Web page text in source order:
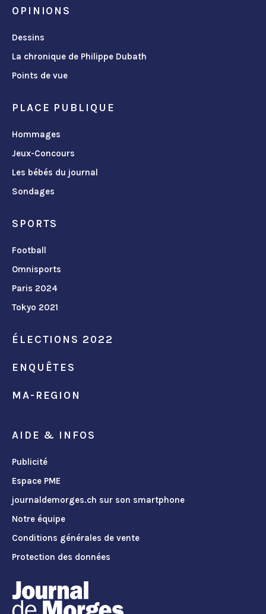
OPINIONS
Dessins
La chronique de Philippe Dubath
Points de vue
PLACE PUBLIQUE
Hommages
Jeux-Concours
Les bébés du journal
Sondages
SPORTS
Football
Omnisports
Paris 2024
Tokyo 2021
ÉLECTIONS 2022
ENQUÊTES
MA-REGION
AIDE & INFOS
Publicité
Espace PME
journaldemorges.ch sur son smartphone
Notre équipe
Conditions générales de vente
Protection des données